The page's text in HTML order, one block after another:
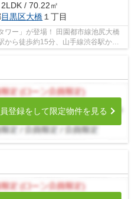
/ 70.22㎡
目黒区大橋１丁目
ワー」が登場！ 田園都市線池尻大橋
から徒歩約15分、山手線渋谷駅から
登録をして限定物件を見る